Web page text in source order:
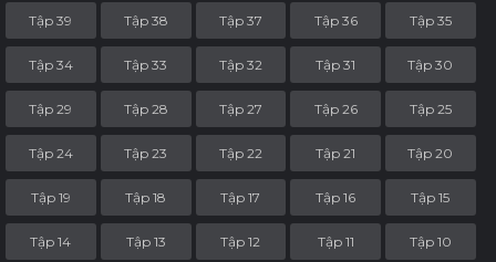
Tập 39 Tập 38 Tập 37 Tập 36 Tập 35
Tập 34 Tập 33 Tập 32 Tập 31 Tập 30
Tập 29 Tập 28 Tập 27 Tập 26 Tập 25
Tập 24 Tập 23 Tập 22 Tập 21 Tập 20
Tập 19 Tập 18 Tập 17 Tập 16 Tập 15
Tập 14 Tập 13 Tập 12 Tập 11 Tập 10